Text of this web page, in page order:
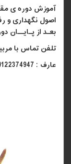
آموزش دوره ی
اصول نگهداری و
بعـد از
تلفن تماس با
عارف : 09122374947